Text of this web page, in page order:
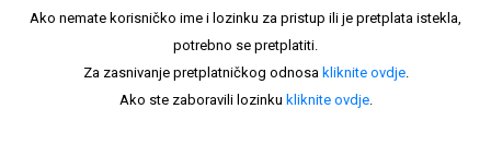
Ako nemate korisničko ime i lozinku za pristup ili je pretplata istekla,
potrebno se pretplatiti.
Za zasnivanje pretplatničkog odnosa kliknite ovdje.
Ako ste zaboravili lozinku kliknite ovdje.